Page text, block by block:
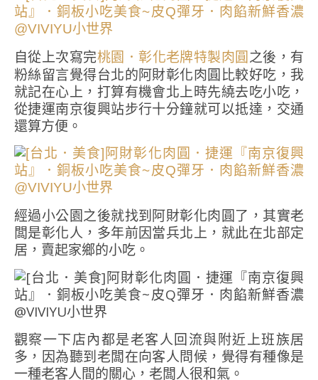
自從上次寫完桃園．彰化老牌特製肉圓 之後，有
粉絲留言覺得台北的阿財彰化肉圓比較好吃，我
就記在心上，打算有機會北上時先繞去吃小吃，
從捷運南京復興站步行十分鐘就可以抵達，交通
還算方便。
經過小公園之後就找到阿財彰化肉圓了，其實老
闆是彰化人，多年前因當兵北上，就此在北部定
居，賣起家鄉的小吃。
觀察一下店內都是老客人回流與附近上班族居
多，因為聽到老闆在向客人問候，覺得有種像是
一種老客人間的關心，老闆人很和氣。